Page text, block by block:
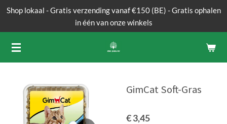
Ga
naar
de
Shop lokaal - Gratis verzending vanaf €150 (BE) - Gratis ophalen
in één van onze winkels
GimCat Soft-Gras
€ 3,45